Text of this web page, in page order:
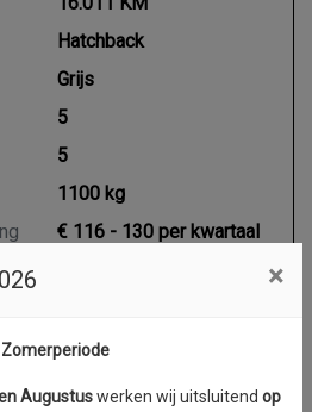
Hatchback
Grijs
5
5
1100 kg
€ 116 - 130 per kwartaal
Benzine
×
Augustuswerken wij uitsluitend op